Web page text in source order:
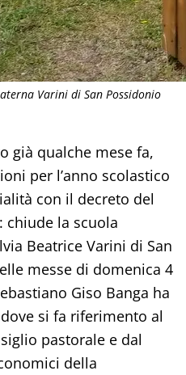
Varini di San Possidonio
già qualche mese fa,
per l’anno scolastico
con il decreto del
chiude la scuola
Beatrice Varini di San
messe di domenica 4
Giso Banga ha
si fa riferimento al
pastorale e dal
della